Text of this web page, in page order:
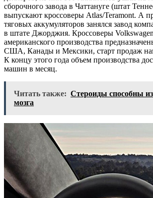
сборочного завода в Чаттануге (штат
выпускают кроссоверы Atlas/Teramont. А
тяговых аккумуляторов занялся завод
в штате Джорджия. Кроссоверы
американского производства
США, Канады и Мексики, старт продаж
К концу этого года объем производства
машин в месяц.
Читать также: Стероиды способны
мозга